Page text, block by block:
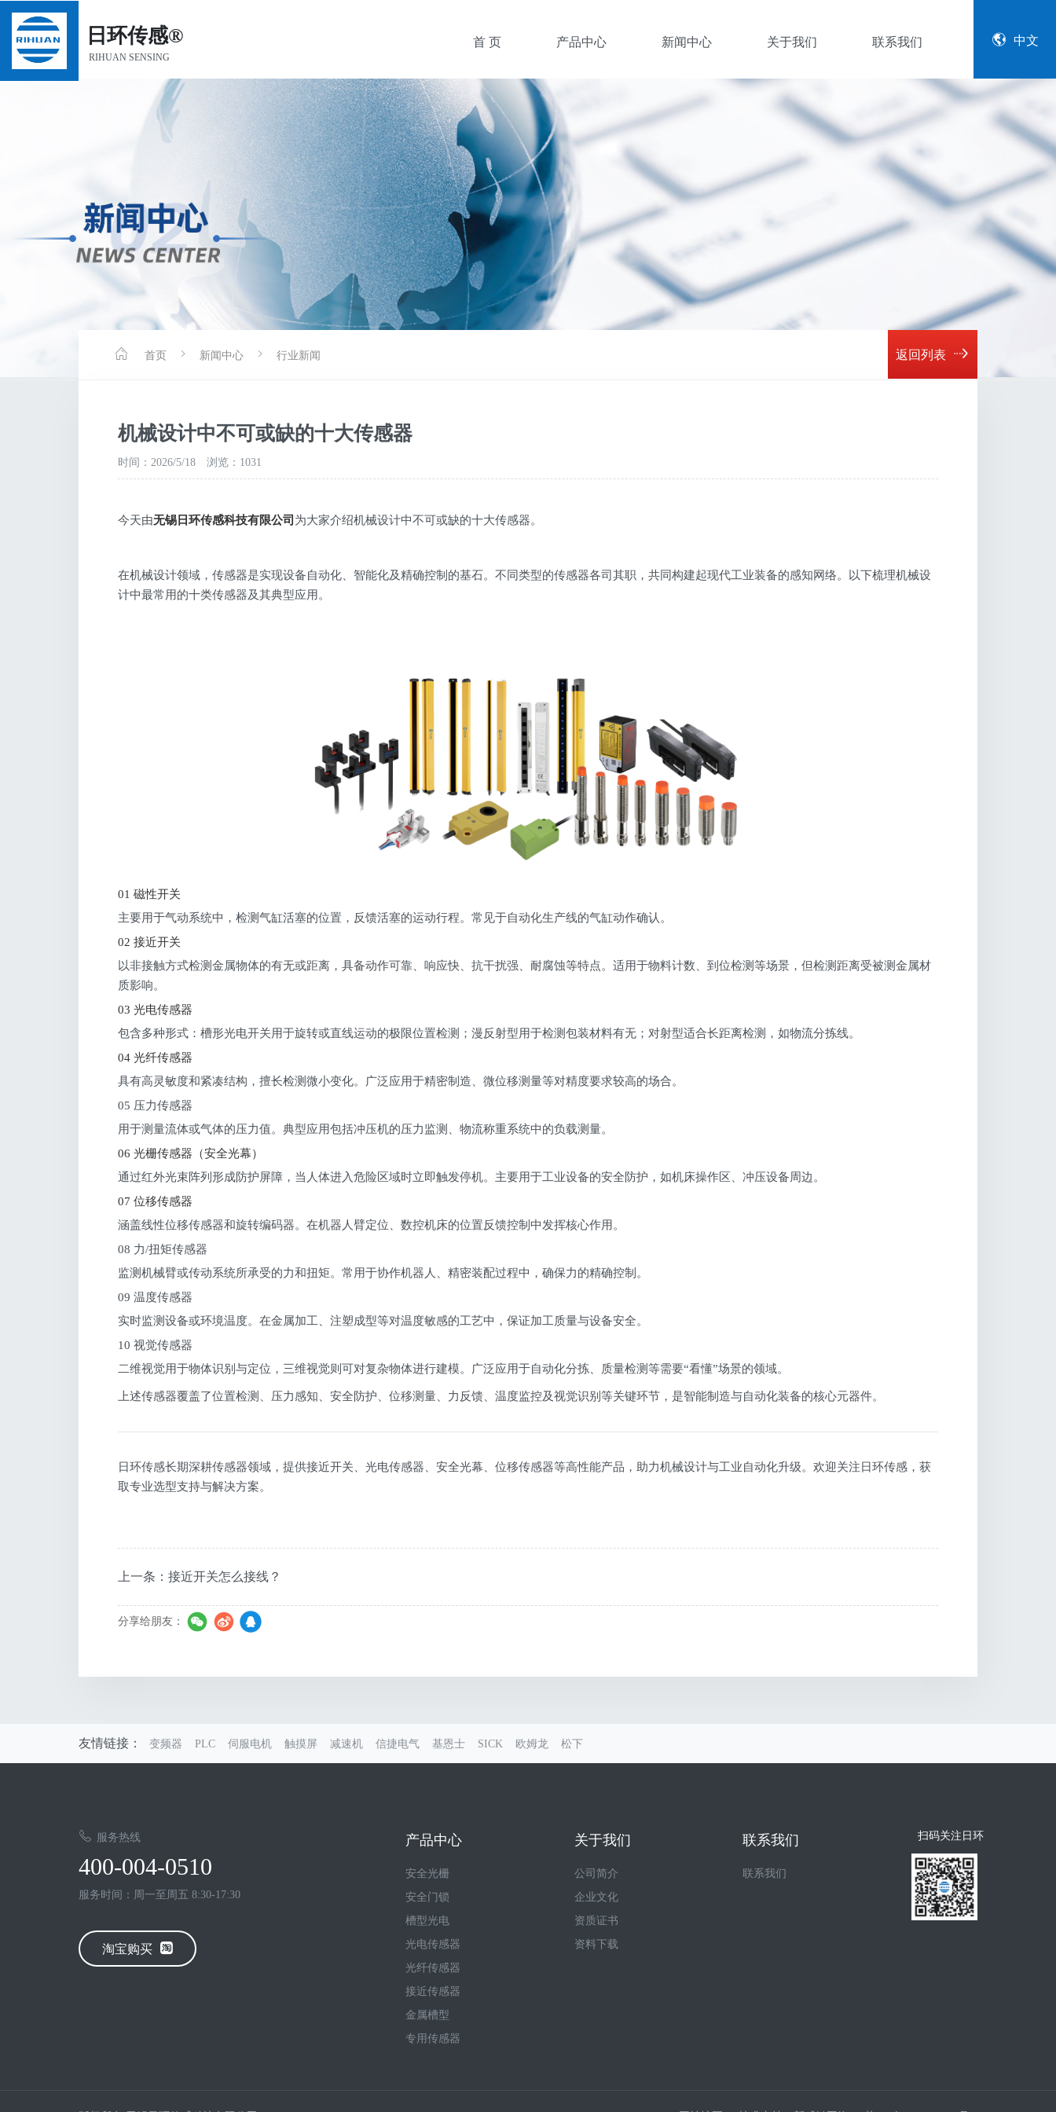
日环传感®
RIHUAN SENSING
首 页 产品中心
安全光栅
安全门锁
槽型光电
光电传感器
光纤传感器
接近传感器
金属槽型
新闻中心
企业新闻
常见问题
关于我们
公司简介
资质证书
联系我们 中文
首页 新闻中心 行业新闻 返回列表
机械设计中不可或缺的十大传感器
时间：2026/5/18 浏览：1031
今天由无锡日环传感科技有限公司 为大家介绍机械设计中不可或缺的十大传感器。
在机械设计领域，传感器是实现设备自动化、智能化及精确控制的基石。不同类型的传感器各司其职，共同构建起现代工业装备的感知网络。以下梳理机械设
计中最常用的十类传感器及其典型应用。
01 磁性开关
主要用于气动系统中，检测气缸活塞的位置，反馈活塞的运动行程。常见于自动化生产线的气缸动作确认。
02 接近开关
以非接触方式检测金属物体的有无或距离，具备动作可靠、响应快、抗干扰强、耐腐蚀等特点。适用于物料计数、到位检测等场景，但检测距离受被测金属材
质影响。
03 光电传感器
包含多种形式：槽形光电开关用于旋转或直线运动的极限位置检测；漫反射型用于检测包装材料有无；对射型适合长距离检测，如物流分拣线。
04 光纤传感器
具有高灵敏度和紧凑结构，擅长检测微小变化。广泛应用于精密制造、微位移测量等对精度要求较高的场合。
05 压力传感器
用于测量流体或气体的压力值。典型应用包括冲压机的压力监测、物流称重系统中的负载测量。
06 光栅传感器（安全光幕）
通过红外光束阵列形成防护屏障，当人体进入危险区域时立即触发停机。主要用于工业设备的安全防护，如机床操作区、冲压设备周边。
07 位移传感器
涵盖线性位移传感器和旋转编码器。在机器人臂定位、数控机床的位置反馈控制中发挥核心作用。
08 力/扭矩传感器
监测机械臂或传动系统所承受的力和扭矩。常用于协作机器人、精密装配过程中，确保力的精确控制。
09 温度传感器
实时监测设备或环境温度。在金属加工、注塑成型等对温度敏感的工艺中，保证加工质量与设备安全。
10 视觉传感器
二维视觉用于物体识别与定位，三维视觉则可对复杂物体进行建模。广泛应用于自动化分拣、质量检测等需要“看懂”场景的领域。
上述传感器覆盖了位置检测、压力感知、安全防护、位移测量、力反馈、温度监控及视觉识别等关键环节，是智能制造与自动化装备的核心元器件。
日环传感长期深耕传感器领域，提供接近开关、光电传感器、安全光幕、位移传感器等高性能产品，助力机械设计与工业自动化升级。欢迎关注日环传感，获
取专业选型支持与解决方案。
上一条：接近开关怎么接线？
分享给朋友：
友情链接： 变频器 PLC 伺服电机 触摸屏 减速机 信捷电气 基恩士 SICK 欧姆龙 松下
服务热线
400-004-0510
服务时间：周一至周五 8:30-17:30
淘宝购买
产品中心
安全光栅
安全门锁
槽型光电
光电传感器
光纤传感器
接近传感器
金属槽型
专用传感器
关于我们
公司简介
企业文化
资质证书
资料下载
联系我们
联系我们
扫码关注日环